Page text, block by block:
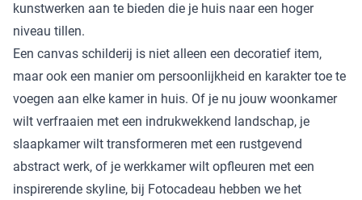
kunstwerken aan te bieden die je huis naar een hoger
niveau tillen.
Een canvas schilderij is niet alleen een decoratief item,
maar ook een manier om persoonlijkheid en karakter toe te
voegen aan elke kamer in huis. Of je nu jouw woonkamer
wilt verfraaien met een indrukwekkend landschap, je
slaapkamer wilt transformeren met een rustgevend
abstract werk, of je werkkamer wilt opfleuren met een
inspirerende skyline, bij Fotocadeau hebben we het